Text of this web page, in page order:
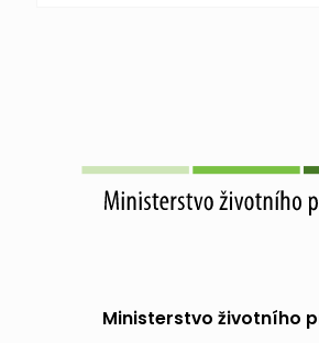
Ministerstvo životního